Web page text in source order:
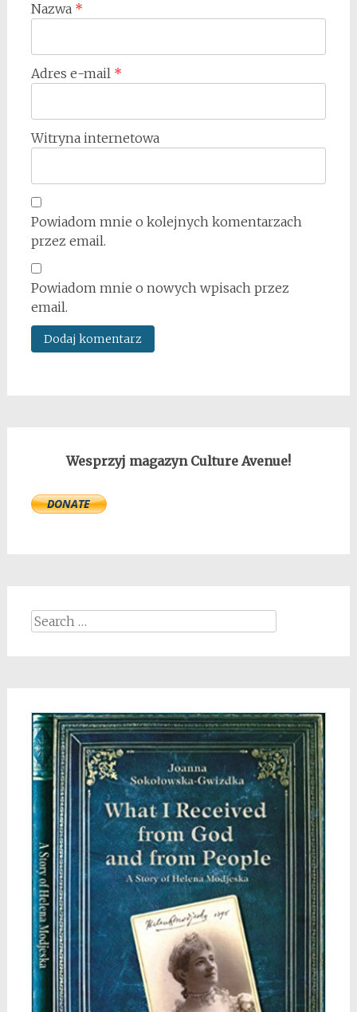
Nazwa *
Adres e-mail *
Witryna internetowa
Powiadom mnie o kolejnych komentarzach
przez email.
Powiadom mnie o nowych wpisach przez
email.
Wesprzyj magazyn Culture Avenue!
Search